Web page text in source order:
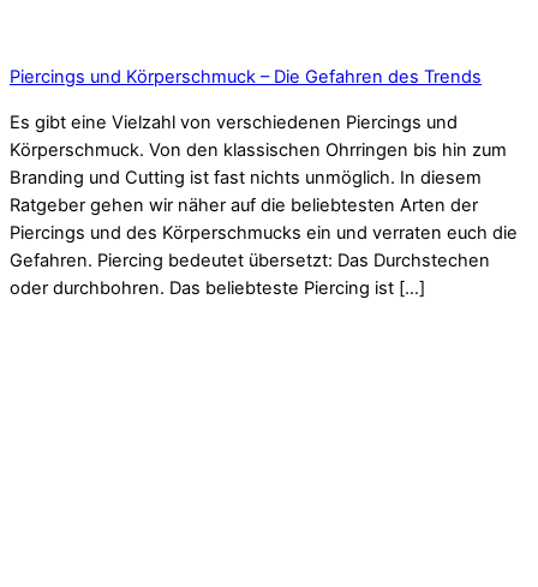
Piercings und Körperschmuck – Die Gefahren des Trends
Es gibt eine Vielzahl von verschiedenen Piercings und
Körperschmuck. Von den klassischen Ohrringen bis hin zum
Branding und Cutting ist fast nichts unmöglich. In diesem
Ratgeber gehen wir näher auf die beliebtesten Arten der
Piercings und des Körperschmucks ein und verraten euch die
Gefahren. Piercing bedeutet übersetzt: Das Durchstechen
oder durchbohren. Das beliebteste Piercing ist […]